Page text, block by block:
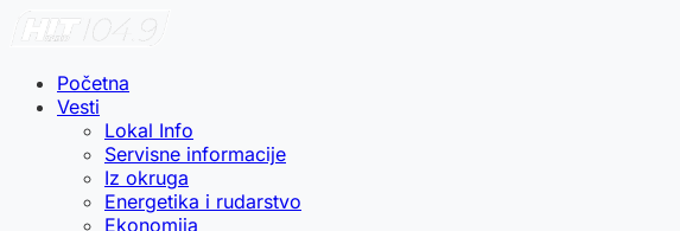
Početna
Vesti
Lokal Info
Servisne informacije
Iz okruga
Energetika i rudarstvo
Ekonomija